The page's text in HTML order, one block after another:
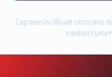
Laporan ini dibuat otomatis
nasihat